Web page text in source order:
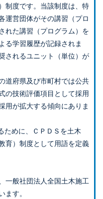
制度です。当該制度は、特
運営団体がその講習（プロ
れた講習（プログラム）を
る学習履歴が記録されま
されるユニット（単位）が
道府県及び市町村では公共
の技術評価項目として採用
用が拡大する傾向にありま
めに、ＣＰＤＳを土木
育）制度として用語を定義
一般社団法人全国土木施工
す。